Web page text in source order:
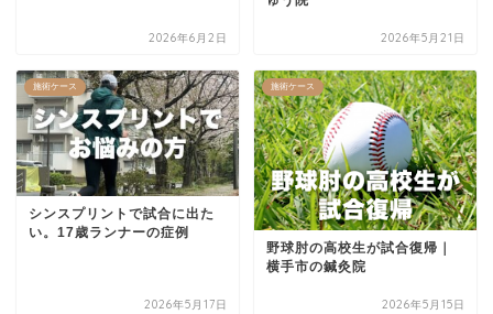
2026年6月2日 2026年5月21日
施術ケース
シンスプリントで試合に出た
い。17歳ランナーの症例
2026年5月17日
施術ケース
野球肘の高校生が試合復帰｜
横手市の鍼灸院
2026年5月15日